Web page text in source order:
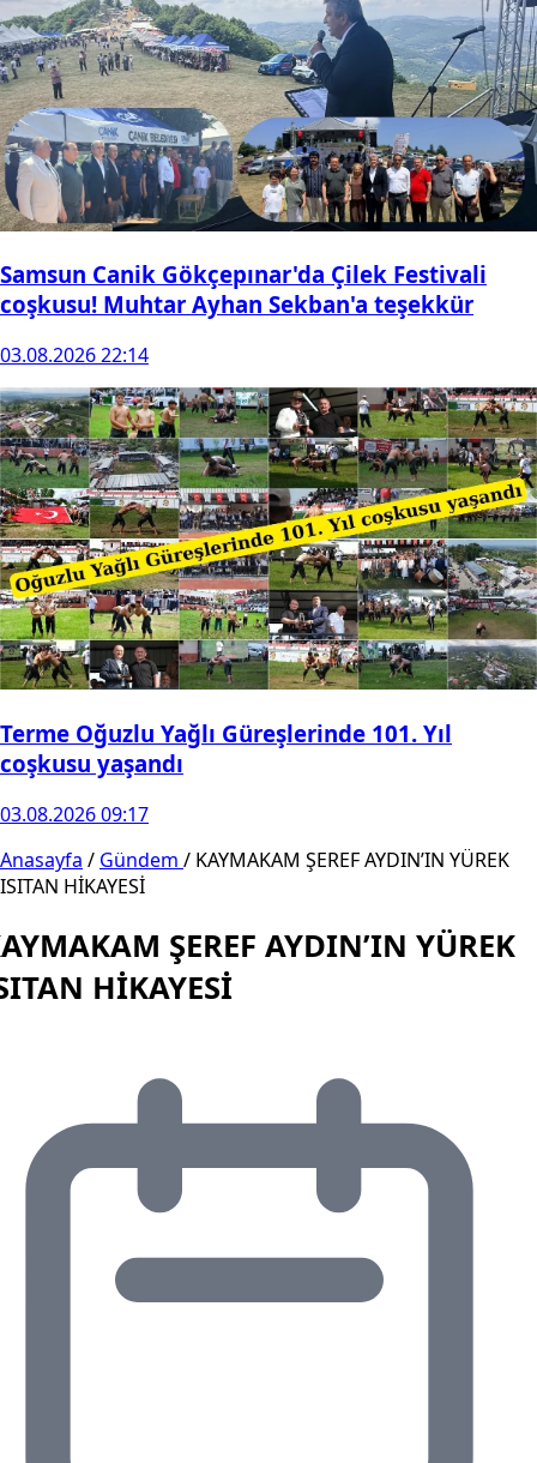
Samsun Canik Gökçepınar'da Çilek Festivali
coşkusu! Muhtar Ayhan Sekban'a teşekkür
03.08.2026 22:14
Terme Oğuzlu Yağlı Güreşlerinde 101. Yıl
coşkusu yaşandı
03.08.2026 09:17
Anasayfa / Gündem / KAYMAKAM ŞEREF AYDIN’IN YÜREK
ISITAN HİKAYESİ
ŞEREF AYDIN’IN YÜREK
HİKAYESİ